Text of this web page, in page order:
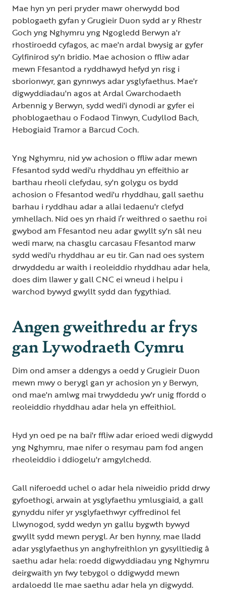
Mae hyn yn peri pryder mawr oherwydd bod
poblogaeth gyfan y Grugieir Duon sydd ar y Rhestr
Goch yng Nghymru yng Ngogledd Berwyn a'r
rhostiroedd cyfagos, ac mae'n ardal bwysig ar gyfer
Gylfinirod sy'n bridio. Mae achosion o ffliw adar
mewn Ffesantod a ryddhawyd hefyd yn risg i
sborionwyr, gan gynnwys adar ysglyfaethus. Mae'r
digwyddiadau'n agos at Ardal Gwarchodaeth
Arbennig y Berwyn, sydd wedi'i dynodi ar gyfer ei
phoblogaethau o Fodaod Tinwyn, Cudyllod Bach,
Hebogiaid Tramor a Barcud Coch.
Yng Nghymru, nid yw achosion o ffliw adar mewn
Ffesantod sydd wedi'u rhyddhau yn effeithio ar
barthau rheoli clefydau, sy'n golygu os bydd
achosion o Ffesantod wedi'u rhyddhau, gall saethu
barhau i ryddhau adar a allai ledaenu'r clefyd
ymhellach. Nid oes yn rhaid i’r weithred o saethu roi
gwybod am Ffesantod neu adar gwyllt sy'n sâl neu
wedi marw, na chasglu carcasau Ffesantod marw
sydd wedi'u rhyddhau ar eu tir. Gan nad oes system
drwyddedu ar waith i reoleiddio rhyddhau adar hela,
does dim llawer y gall CNC ei wneud i helpu i
warchod bywyd gwyllt sydd dan fygythiad.
Angen gweithredu ar frys
gan Lywodraeth Cymru
Dim ond amser a ddengys a oedd y Grugieir Duon
mewn mwy o berygl gan yr achosion yn y Berwyn,
ond mae'n amlwg mai trwyddedu yw'r unig ffordd o
reoleiddio rhyddhau adar hela yn effeithiol.
Hyd yn oed pe na bai'r ffliw adar erioed wedi digwydd
yng Nghymru, mae nifer o resymau pam fod angen
rheoleiddio i ddiogelu'r amgylchedd.
Gall niferoedd uchel o adar hela niweidio pridd drwy
gyfoethogi, arwain at ysglyfaethu ymlusgiaid, a gall
gynyddu nifer yr ysglyfaethwyr cyffredinol fel
Llwynogod, sydd wedyn yn gallu bygwth bywyd
gwyllt sydd mewn perygl. Ar ben hynny, mae lladd
adar ysglyfaethus yn anghyfreithlon yn gysylltiedig â
saethu adar hela: roedd digwyddiadau yng Nghymru
deirgwaith yn fwy tebygol o ddigwydd mewn
ardaloedd lle mae saethu adar hela yn digwydd.